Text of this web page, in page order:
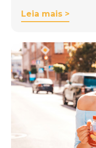
Leia mais >